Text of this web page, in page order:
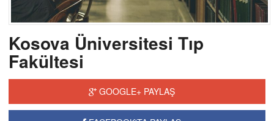
Kosova Üniversitesi Tıp
Fakültesi
GOOGLE+ PAYLAŞ